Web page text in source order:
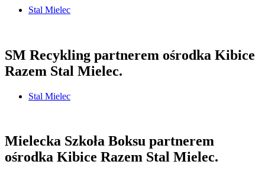
Stal Mielec
SM Recykling partnerem ośrodka Kibice
Razem Stal Mielec.
Stal Mielec
Mielecka Szkoła Boksu partnerem
ośrodka Kibice Razem Stal Mielec.